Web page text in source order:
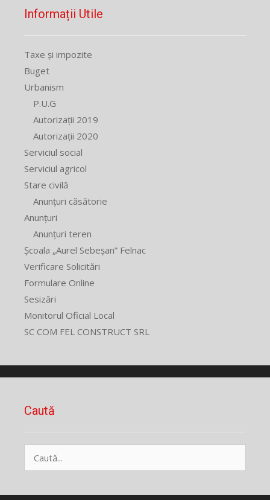
Informații Utile
Taxe și impozite
Buget
Urbanism
P.U.G
Autorizații 2019
Autorizații 2020
Serviciul social
Serviciul agricol
Stare civilă
Anunțuri căsătorie
Anunțuri
Anunțuri teren
Școala „Aurel Sebeșan” Felnac
Verificare Solicitări
Formulare Online
Sesizări
Monitorul Oficial Local
SC COM FEL CONSTRUCT SRL
Caută
după: